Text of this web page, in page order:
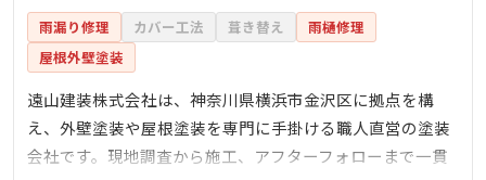
雨漏り修理 カバー工法 葺き替え
雨樋修理
屋根外壁塗装
遠山建装株式会社は、神奈川県横浜市金沢区に拠点を構
え、外壁塗装や屋根塗装を専門に手掛ける職人直営の塗装
会社です。現地調査から施工、アフターフォローまで一貫